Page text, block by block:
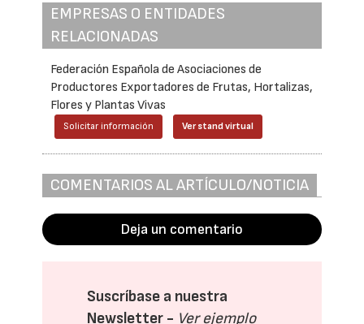
EMPRESAS O ENTIDADES
RELACIONADAS
Federación Española de Asociaciones de
Productores Exportadores de Frutas, Hortalizas,
Flores y Plantas Vivas
Solicitar información Ver stand virtual
COMENTARIOS AL ARTÍCULO/NOTICIA
Deja un comentario
Suscríbase a nuestra
Newsletter - Ver ejemplo